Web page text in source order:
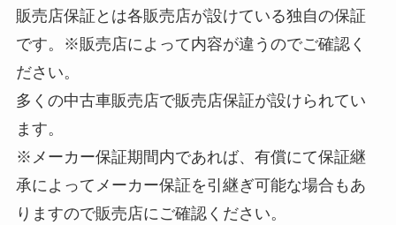
販売店保証とは各販売店が設けている独自の保証
です。※販売店によって内容が違うのでご確認く
ださい。
多くの中古車販売店で販売店保証が設けられてい
ます。
※メーカー保証期間内であれば、有償にて保証継
承によってメーカー保証を引継ぎ可能な場合もあ
りますので販売店にご確認ください。